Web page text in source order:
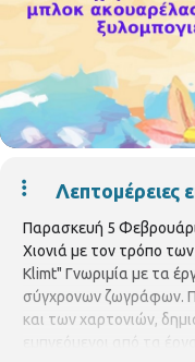
Λεπτομέρειες
Παρασκευή 5
Χιονιά με τον τρόπο
Klimt" Γνωριμία με τα
σύγχρονων ζωγράφων.
και των χαρτονιών,
εμπνεόμενοι από τα